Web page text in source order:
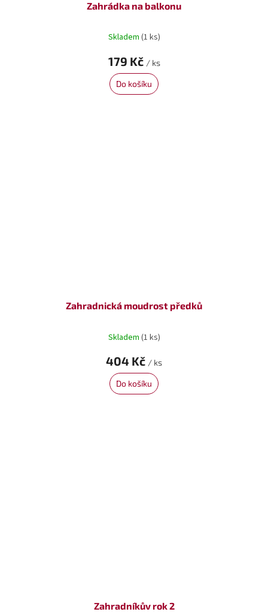
Zahrádka na balkonu
Skladem (1 ks)
179 Kč / ks
Do košíku
Zahradnická moudrost předků
Skladem (1 ks)
404 Kč / ks
Do košíku
Zahradníkův rok 2